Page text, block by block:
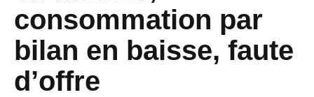
consommation par
bilan en baisse, faute
d’offre